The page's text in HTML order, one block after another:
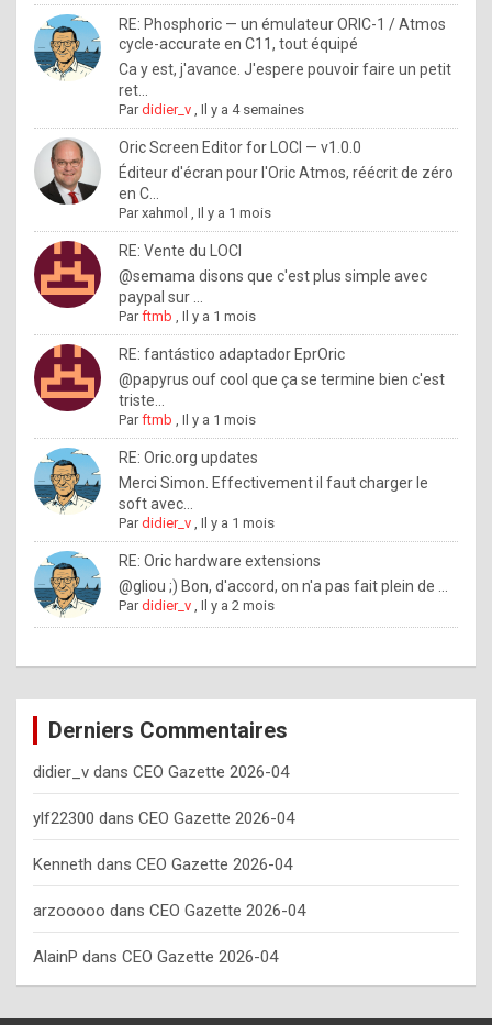
.
I
f
y
o
u
w
a
n
t
o
n
o
w
h
o
w
o
e
y
o
u
s
h
o
RE: Phosphoric — un émulateur ORIC-1 / Atmos
cycle-accurate en C11, tout équipé
Ca y est, j'avance. J'espere pouvoir faire un petit
ret...
Pardidier_v ,Il y a 4 semaines
Oric Screen Editor for LOCI — v1.0.0
Éditeur d'écran pour l'Oric Atmos, réécrit de zéro
en C...
Parxahmol ,Il y a 1 mois
RE: Vente du LOCI
@semama disons que c'est plus simple avec
paypal sur ...
Parftmb ,Il y a 1 mois
RE: fantástico adaptador EprOric
@papyrus ouf cool que ça se termine bien c'est
triste...
Parftmb ,Il y a 1 mois
RE: Oric.org updates
Merci Simon. Effectivement il faut charger le
soft avec...
Pardidier_v ,Il y a 1 mois
RE: Oric hardware extensions
@gliou ;) Bon, d'accord, on n'a pas fait plein de ...
Pardidier_v ,Il y a 2 mois
Derniers Commentaires
didier_v dans CEO Gazette 2026-04
ylf22300 dans CEO Gazette 2026-04
Kenneth dans CEO Gazette 2026-04
arzooooo dans CEO Gazette 2026-04
AlainP dans CEO Gazette 2026-04